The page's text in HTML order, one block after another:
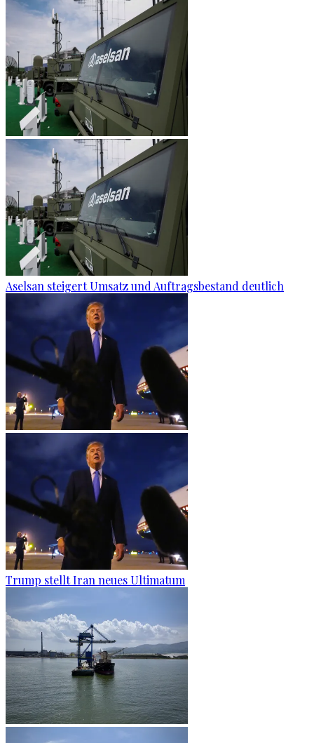
Aselsan steigert Umsatz und Auftragsbestand deutlich
Trump stellt Iran neues Ultimatum